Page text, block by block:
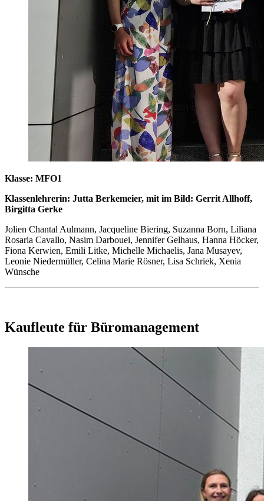
Klasse: MFO1
Klassenlehrerin: Jutta Berkemeier, mit im Bild: Gerrit Allhoff,
Birgitta Gerke
Jolien Chantal Aulmann, Jacqueline Biering, Suzanna Born, Liliana
Rosaria Cavallo, Nasim Darbouei, Jennifer Gelhaus, Hanna Höcker,
Fiona Kerwien, Emili Litke, Michelle Michaelis, Jana Musayev,
Leonie Niedermüller, Celina Marie Rösner, Lisa Schriek, Xenia
Wünsche
Kaufleute für Büromanagement